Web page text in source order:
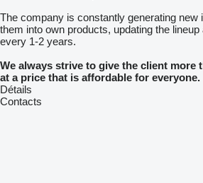
The company is constantly generating new
them into own products, updating the
every 1-2 years.
We always strive to give the client more
at a price that is affordable for everyone.
Détails
Contacts